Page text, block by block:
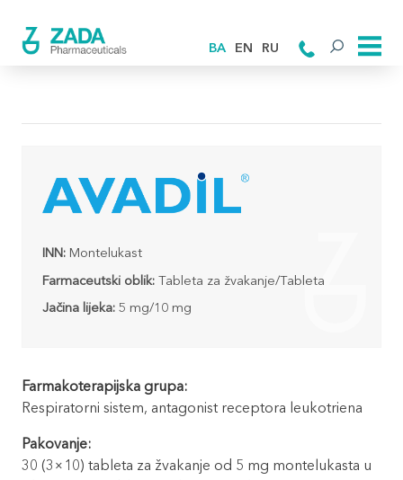
BA EN RU
INN: Montelukast
Farmaceutski oblik: Tableta za žvakanje/Tableta
Jačina lijeka:5 mg/10 mg
Farmakoterapijska grupa:
Respiratorni sistem, antagonist receptora leukotriena
Pakovanje:
30 (3×10) tableta za žvakanje od 5 mg montelukasta u